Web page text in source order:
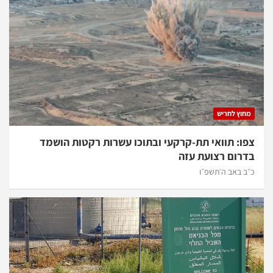
מחוץ לחריש
צפו: תוואי תת-קרקעי ובתוכו עשרות רקטות הושמד
בדרום רצועת עזה
כ״ב באב ה׳תשפ״ו